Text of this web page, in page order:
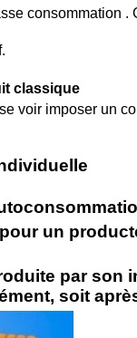
consommation .
classique
voir imposer un
un
par son
soit